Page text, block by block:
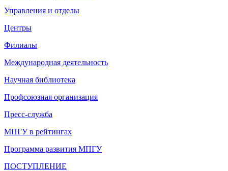
Управления и отделы
Центры
Филиалы
Международная деятельность
Научная библиотека
Профсоюзная организация
Пресс-служба
МПГУ в рейтингах
Программа развития МПГУ
ПОСТУПЛЕНИЕ